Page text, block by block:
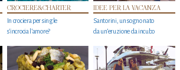
CROCIERE&CHARTER
In crociera per single
s'incrocia l’amore?
IDEE PER LA VACANZA
Santorini, un sogno nato
da un’eruzione da incubo